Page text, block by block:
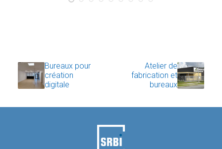
Bureaux pour
création
digitale
Atelier de
fabrication et
bureaux